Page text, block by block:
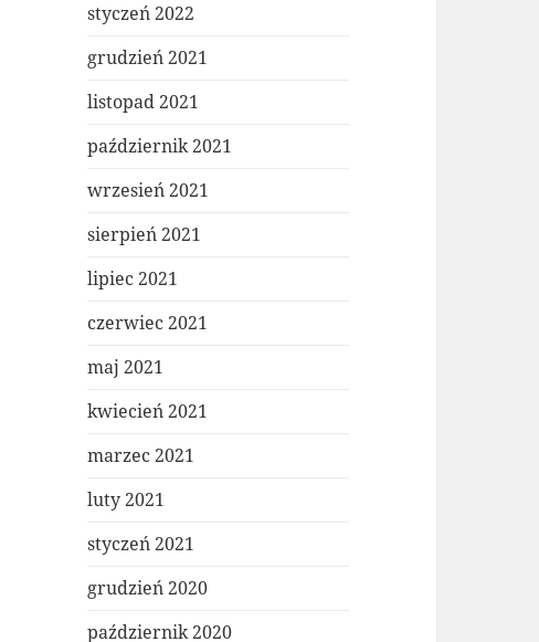
styczeń 2022
grudzień 2021
listopad 2021
październik 2021
wrzesień 2021
sierpień 2021
lipiec 2021
czerwiec 2021
maj 2021
kwiecień 2021
marzec 2021
luty 2021
styczeń 2021
grudzień 2020
październik 2020